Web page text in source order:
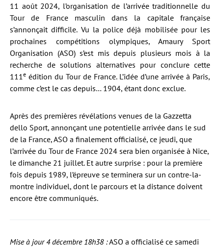
11 août 2024, l’organisation de l’arrivée traditionnelle du
Tour de France masculin dans la capitale française
s’annonçait difficile. Vu la police déjà mobilisée pour les
prochaines compétitions olympiques, Amaury Sport
Organisation (ASO) s’est mis depuis plusieurs mois à la
recherche de solutions alternatives pour conclure cette
111e édition du Tour de France. L’idée d’une arrivée à Paris,
comme c’est le cas depuis… 1904, étant donc exclue.
Après des premières révélations venues de la Gazzetta
dello Sport, annonçant une potentielle arrivée dans le sud
de la France, ASO a finalement officialisé, ce jeudi, que
l’arrivée du Tour de France 2024 sera bien organisée à Nice,
le dimanche 21 juillet. Et autre surprise : pour la première
fois depuis 1989, l’épreuve se terminera sur un contre-la-
montre individuel, dont le parcours et la distance doivent
encore être communiqués.
Mise à jour 4 décembre 18h38 :ASO a officialisé ce samedi